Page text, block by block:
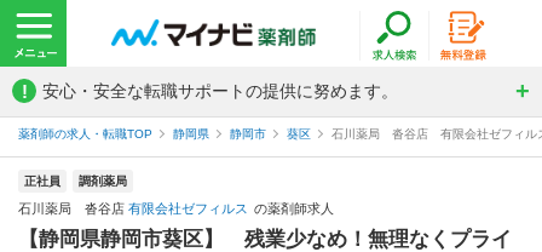
! 安心・安全な転職サポートの提供に努めます。
薬剤師の求人・転職TOP 静岡県 静岡市 葵区 石川薬局 沓谷店 有限会社ゼフィル
正社員 調剤薬局
石川薬局 沓谷店 有限会社ゼフィルス の薬剤師求人
【静岡県静岡市葵区】 残業少なめ！無理なくプライ